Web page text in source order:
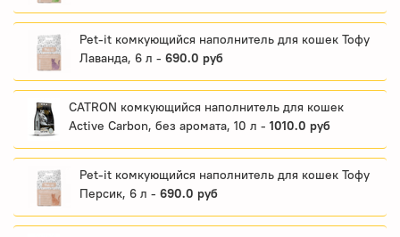
Pet-it комкующийся наполнитель для кошек Тофу
Лаванда, 6 л - 690.0 руб
CATRON комкующийся наполнитель для кошек
Active Carbon, без аромата, 10 л - 1010.0 руб
Pet-it комкующийся наполнитель для кошек Тофу
Персик, 6 л - 690.0 руб